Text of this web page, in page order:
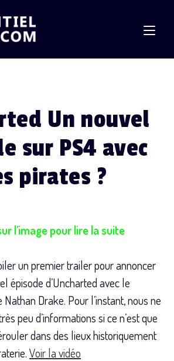
Un nouvel
sur PS4 avec
pirates ?
l’image pour lire la suite
un premier trailer pour annoncer
épisode d’Uncharted avec le
Drake. Pour l’instant, nous ne
peu d’informations si ce n’est que
dans des lieux historiquement
Voir la vidéo